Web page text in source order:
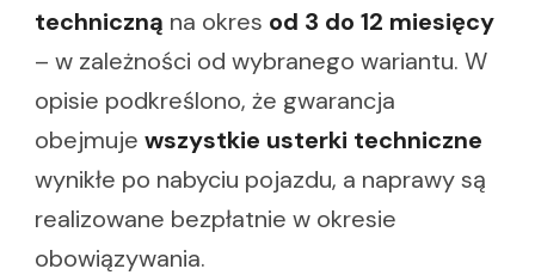
techniczną na okres od 3 do 12 miesięcy
– w zależności od wybranego wariantu. W
opisie podkreślono, że gwarancja
obejmuje wszystkie usterki techniczne
wynikłe po nabyciu pojazdu, a naprawy są
realizowane bezpłatnie w okresie
obowiązywania.